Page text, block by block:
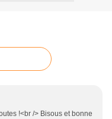
!<br /> Bisous et bonne